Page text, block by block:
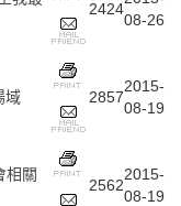
2424
08-26
域 2857
2015-
08-19
相關
2562
2015-
08-19